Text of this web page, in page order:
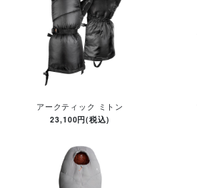
アークティック ミトン
23,100円(税込)